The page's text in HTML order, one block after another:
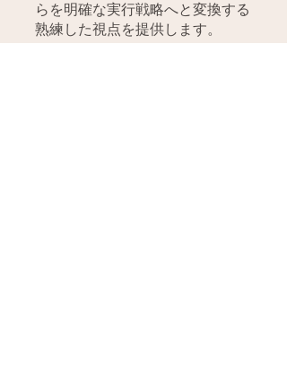
らを明確な実行戦略へと変換する
熟練した視点を提供します。